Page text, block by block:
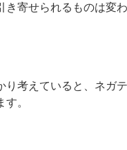
き寄せられるものは変
り考えていると、ネガ
。